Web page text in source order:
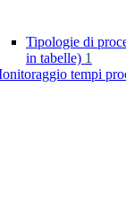
Tipologie di
in tabelle) 1
tempi